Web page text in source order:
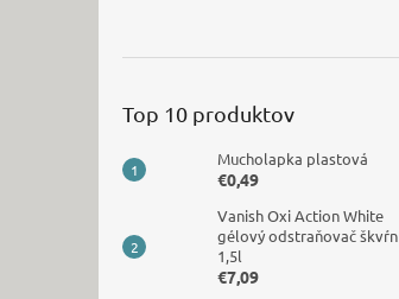
Top 10 produktov
Mucholapka plastová
€0,49
Vanish Oxi Action White
gélový odstraňovač škvŕn
1,5l
€7,09